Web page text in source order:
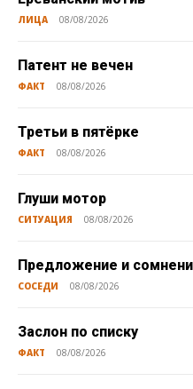
ЛИЦА 08/08/2026
Патент не вечен
ФАКТ 08/08/2026
Третьи в пятёрке
ФАКТ 08/08/2026
Глуши мотор
СИТУАЦИЯ 08/08/2026
Предложение и
СОСЕДИ 08/08/2026
Заслон по списку
ФАКТ 08/08/2026